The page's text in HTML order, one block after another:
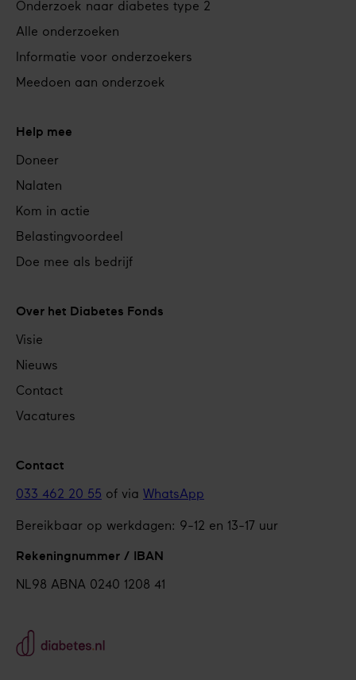
Onderzoek naar diabetes type 2
Alle onderzoeken
Informatie voor onderzoekers
Meedoen aan onderzoek
Help mee
Doneer
Nalaten
Kom in actie
Belastingvoordeel
Doe mee als bedrijf
Over het Diabetes Fonds
Visie
Nieuws
Contact
Vacatures
Contact
033 462 20 55 of via WhatsApp
Bereikbaar op werkdagen: 9-12 en 13-17 uur
Rekeningnummer / IBAN
NL98 ABNA 0240 1208 41